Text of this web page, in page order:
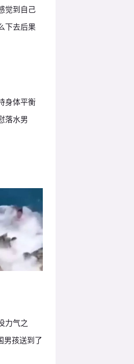
觉到自己
下去后果
身体平衡
落水男
力气之
男孩送到了